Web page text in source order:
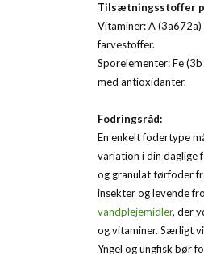
Tilsætningsstoffer
Vitaminer: A
farvestoffer.
Sporelementer: Fe
med antioxidanter.
Fodringsråd:
En enkelt fodertype
variation i din daglige
og granulat tørfoder
insekter og levende
vandplejemidler, der
og vitaminer. Særligt
Yngel og ungfisk bør